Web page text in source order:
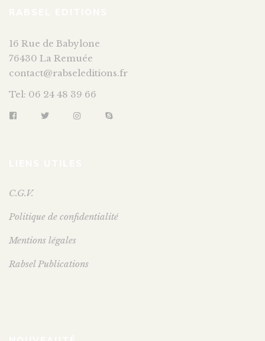
16 Rue de Babylone
76430 La Remuée
contact@rabseleditions.fr
Tel: 06 24 48 39 66
C.G.V.
Politique de confidentialité
Mentions légales
Rabsel Publications